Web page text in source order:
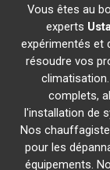
Vous êtes au
experts
expérimentés et
résoudre vos
complets,
l'installation de
Nos
pour les
équipements.